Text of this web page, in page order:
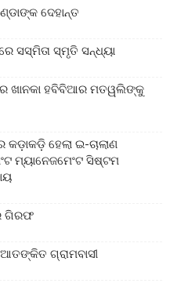
ଦେହାନ୍ତ
ସସ୍ମିତା ସ୍ମୃତି ସନ୍ଧ୍ୟା
ଖାନକା ହବିବିଆର ମତୱଲିଙ୍କୁ
କଡ଼ାକଡ଼ି ହେଲା ଇ-ଚାଲାଣ
ମ୍ୟାନେଜମେଂଟ ସିଷ୍ଟମ
ଗିରଫ
ଗ୍ରାମବାସୀ